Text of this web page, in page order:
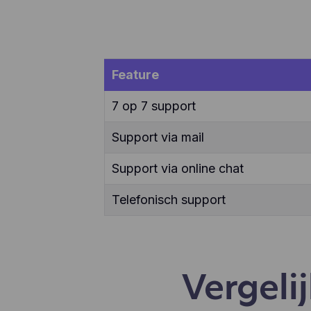
Feature
7 op 7 support
Support via mail
Support via online chat
Telefonisch support